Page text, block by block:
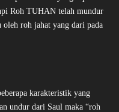
Roh TUHAN telah mundur
oleh roh jahat yang dari pada
karakteristik yang
undur dari Saul maka “roh